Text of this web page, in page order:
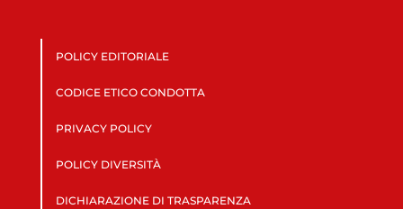
POLICY EDITORIALE
CODICE ETICO CONDOTTA
PRIVACY POLICY
POLICY DIVERSITÀ
DICHIARAZIONE DI TRASPARENZA